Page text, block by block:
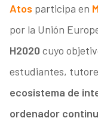
Atos participa en
por la Unión
H2020 cuyo
estudiantes,
ecosistema de
ordenador